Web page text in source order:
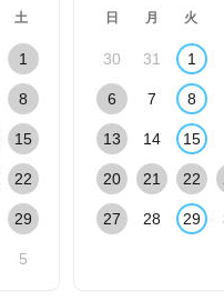
土
1
8
15
22
29
5
日 月 火
30 31 1
6 7 8
13 14 15
20 21 22
27 28 29